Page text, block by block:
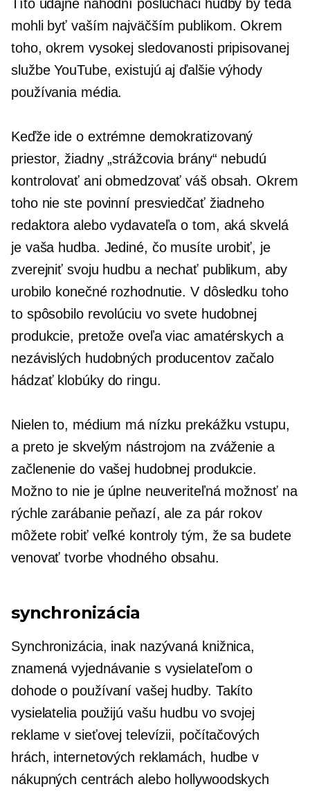
Títo údajne náhodní poslucháči hudby by teda
mohli byť vaším najväčším publikom. Okrem
toho, okrem vysokej sledovanosti pripisovanej
službe YouTube, existujú aj ďalšie výhody
používania média.
Keďže ide o extrémne demokratizovaný
priestor, žiadny „strážcovia brány“ nebudú
kontrolovať ani obmedzovať váš obsah. Okrem
toho nie ste povinní presviedčať žiadneho
redaktora alebo vydavateľa o tom, aká skvelá
je vaša hudba. Jediné, čo musíte urobiť, je
zverejniť svoju hudbu a nechať publikum, aby
urobilo konečné rozhodnutie. V dôsledku toho
to spôsobilo revolúciu vo svete hudobnej
produkcie, pretože oveľa viac amatérskych a
nezávislých hudobných producentov začalo
hádzať klobúky do ringu.
Nielen to, médium má nízku prekážku vstupu,
a preto je skvelým nástrojom na zváženie a
začlenenie do vašej hudobnej produkcie.
Možno to nie je úplne neuveriteľná možnosť na
rýchle zarábanie peňazí, ale za pár rokov
môžete robiť veľké kontroly tým, že sa budete
venovať tvorbe vhodného obsahu.
synchronizácia
Synchronizácia, inak nazývaná knižnica,
znamená vyjednávanie s vysielateľom o
dohode o používaní vašej hudby. Takíto
vysielatelia použijú vašu hudbu vo svojej
reklame v sieťovej televízii, počítačových
hrách, internetových reklamách, hudbe v
nákupných centrách alebo hollywoodskych